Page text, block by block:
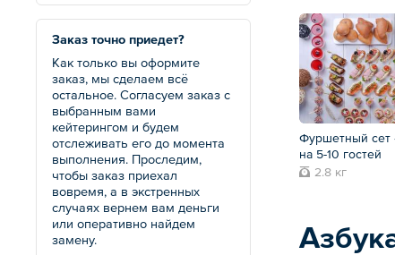
Заказ точно приедет?
Как только вы оформите
заказ, мы сделаем всё
остальное. Согласуем заказ с
выбранным вами
кейтерингом и будем
отслеживать его до момента
выполнения. Проследим,
чтобы заказ приехал
вовремя, а в экстренных
случаях вернем вам деньги
или оперативно найдем
замену.
Фуршетный сет
на 5-10 гостей
2.8 кг